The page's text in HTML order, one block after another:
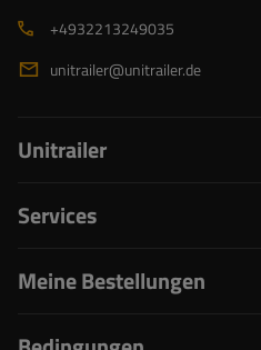
+4932213249035
unitrailer@unitrailer.de
Unitrailer
Services
Meine Bestellungen